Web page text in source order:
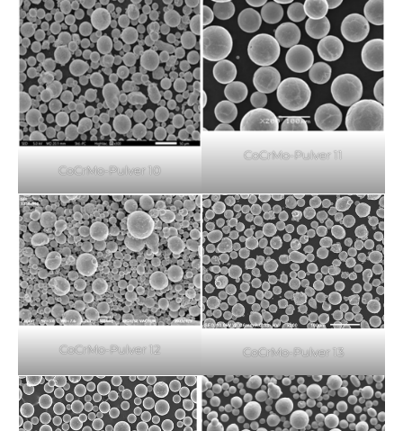
CoCrMo-Pulver 10
CoCrMo-Pulver 11
CoCrMo-Pulver 12 CoCrMo-Pulver 13